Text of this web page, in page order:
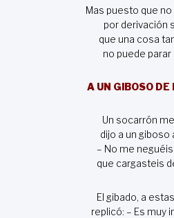
Mas puesto que no
por derivación
que una cosa
no puede parar
A UN GIBOSO
Un socarrón
dijo a un giboso
– No me
que cargasteis
El gibado, a
replicó: – Es muy